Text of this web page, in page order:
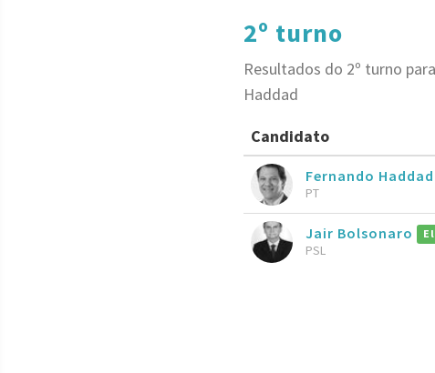
2º turno
Resultados do 2º turno
Haddad
Candidato
Fernando Haddad
PT
Jair Bolsonaro
PSL